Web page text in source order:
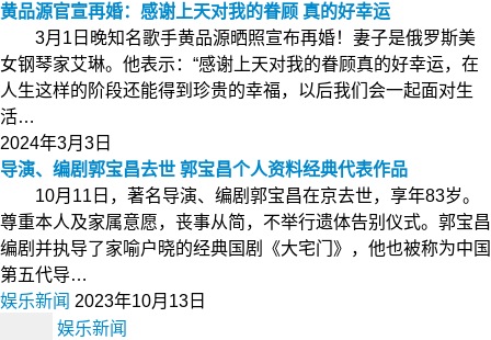
黄品源官宣再婚：感谢上天对我的眷顾 真的好幸运
3月1日晚知名歌手黄品源晒照宣布再婚！妻子是俄罗斯美
女钢琴家艾琳。他表示：“感谢上天对我的眷顾真的好幸运，在
人生这样的阶段还能得到珍贵的幸福，以后我们会一起面对生
活…
2024年3月3日
导演、编剧郭宝昌去世 郭宝昌个人资料经典代表作品
10月11日，著名导演、编剧郭宝昌在京去世，享年83岁。
尊重本人及家属意愿，丧事从简，不举行遗体告别仪式。郭宝昌
编剧并执导了家喻户晓的经典国剧《大宅门》，他也被称为中国
第五代导…
娱乐新闻 2023年10月13日
娱乐新闻